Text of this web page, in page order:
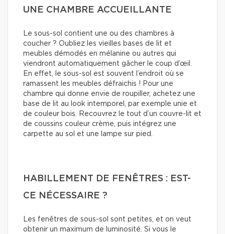
UNE CHAMBRE ACCUEILLANTE
Le sous-sol contient une ou des chambres à
coucher ? Oubliez les vieilles bases de lit et
meubles démodés en mélanine ou autres qui
viendront automatiquement gâcher le coup d’œil.
En effet, le sous-sol est souvent l’endroit où se
ramassent les meubles défraichis ! Pour une
chambre qui donne envie de roupiller, achetez une
base de lit au look intemporel, par exemple unie et
de couleur bois. Recouvrez le tout d’un couvre-lit et
de coussins couleur crème, puis intégrez une
carpette au sol et une lampe sur pied.
HABILLEMENT DE FENÊTRES : EST-
CE NÉCESSAIRE ?
Les fenêtres de sous-sol sont petites, et on veut
obtenir un maximum de luminosité. Si vous le